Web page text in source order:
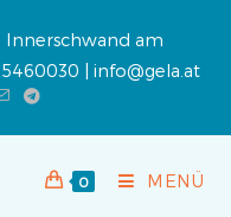
Innerschwand am
5460030 | info@gela.at
0 MENÜ